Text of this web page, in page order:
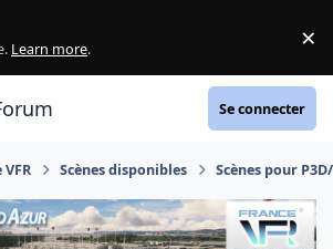
Learn more. ×
Se connecter
VFR Scènes disponibles Scènes pour